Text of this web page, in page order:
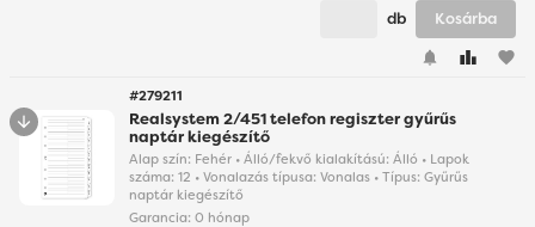
favorite
db Kosárba
#279211
Realsystem 2/451 telefon regiszter gyűrűs
naptár kiegészítő
Alap szín: Fehér • Álló/fekvő kialakítású: Álló • Lapok
száma: 12 • Vonalazás típusa: Vonalas • Típus: Gyűrűs
naptár kiegészítő
Garancia: 0 hónap